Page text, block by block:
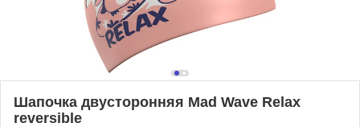
Шапочка двусторонняя Mad Wave Relax
reversible